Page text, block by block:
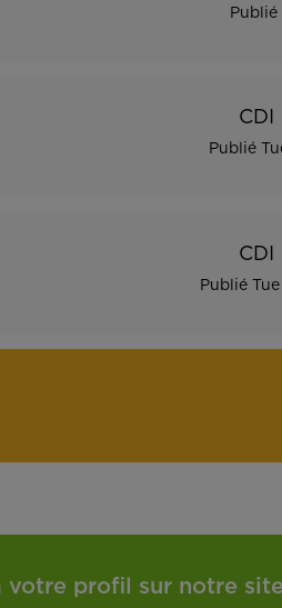
Publié
CDI
Publié
CDI
Publié
votre profil sur notre